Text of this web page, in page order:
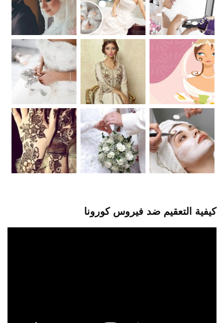
كيفية التعقيم ضد فيروس كورونا